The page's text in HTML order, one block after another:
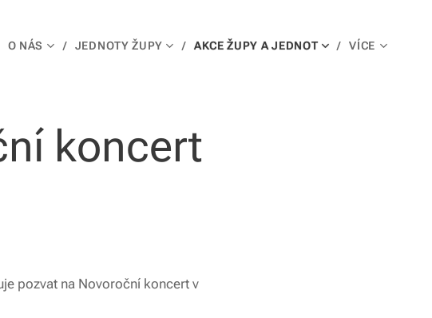
O NÁS JEDNOTY ŽUPY AKCE ŽUPY A JEDNOT VÍCE
koncert
pozvat na Novoroční koncert v